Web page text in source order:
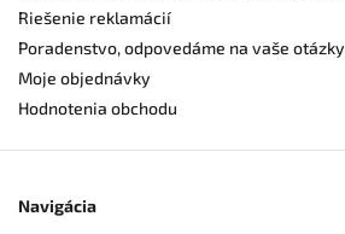
Riešenie reklamácií
Poradenstvo, odpovedáme na vaše otázky
Moje objednávky
Hodnotenia obchodu
Navigácia